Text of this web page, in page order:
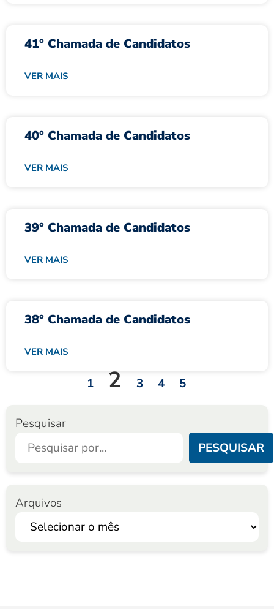
41° Chamada de Candidatos
VER MAIS
40° Chamada de Candidatos
VER MAIS
39° Chamada de Candidatos
VER MAIS
38° Chamada de Candidatos
VER MAIS
1 2 3 4 5
Pesquisar
PESQUISAR
Arquivos